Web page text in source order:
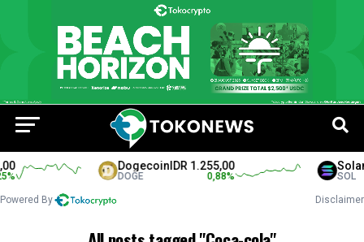
%
DogecoinIDR 1.255,00
DOGE 0,88% SOL
Powered By Disclaimer